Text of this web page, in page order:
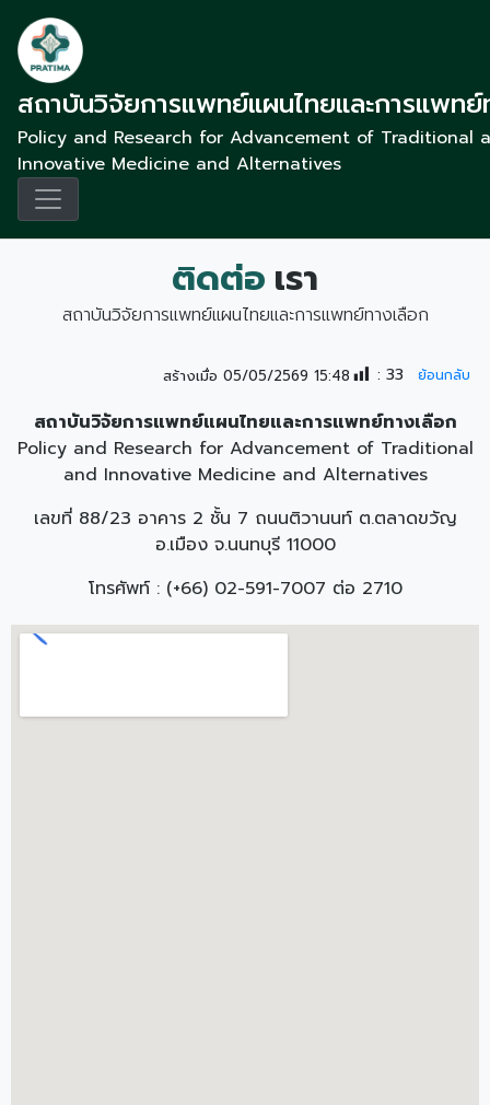
สถาบันวิจัยการแพทย์แผนไทยและการแพทย์
Policy and Research for Advancement of Traditional
Innovative Medicine and Alternatives
ติดต่อ เรา
สถาบันวิจัยการแพทย์แผนไทยและการแพทย์ทางเลือก
สร้างเมื่อ 05/05/2569 15:48 : 33 ย้อนกลับ
สถาบันวิจัยการแพทย์แผนไทยและการแพทย์ทางเลือก
Policy and Research for Advancement of Traditional
and Innovative Medicine and Alternatives
เลขที่ 88/23 อาคาร 2 ชั้น 7 ถนนติวานนท์ ต.ตลาดขวัญ
อ.เมือง จ.นนทบุรี 11000
โทรศัพท์ : (+66) 02-591-7007 ต่อ 2710